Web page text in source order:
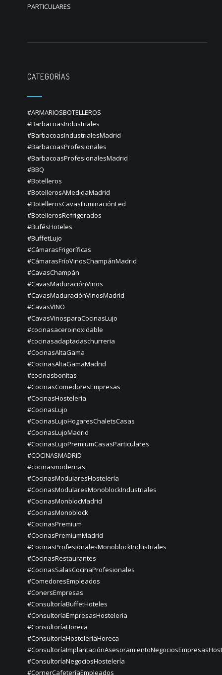
PARTICULARES
CATEGORÍAS
#ARMARIOSBOTELLEROS
#BarbacoasIndustriales
#BarbacoasIndustrialesMadrid
#BarbacoasProfesionales
#BarbacoasProfesionalesMadrid
#BBQ
#Botelleros
#BotellerosAMedidaMadrid
#BotellerosCavasIluminaciónLed
#BotellerosRefrigerados
#BufésHoteles
#BuffetLujo
#CámarasFrigoríficas
#CámarasFríoVinosChampánMadrid
#CavasChampán
#CavasMaduraciónVinos
#CavasMaduraciónVinosMadrid
#CavasVINO
#CavasVinosparaCocinasLujo
#cocinasaceroinoxidable
#cocinasadaptadaschurreria
#CocinasAltaGama
#CocinasAltaGamaMadrid
#cocinasbonitas
#CocinasComedoresEmpresas
#CocinasHostelería
#CocinasLujo
#CocinasLujoHogaresChaletsCasas
#CocinasLujoMadrid
#CocinasLujoPremiumCasasParticulares
#COCINASMADRID
#cocinasmodernas
#CocinasModularesHostelería
#CocinasModularesMonoblockIndustriales
#CocinasMonblocMadrid
#CocinasMonoblock
#CocinasPremium
#CocinasPremiumMadrid
#CocinasProfesionalesMonoblockIndustriales
#CocinasRestaurantes
#CocinasSalasCocinaProfesionales
#ComedoresEmpleados
#ConersEmpresas
#ConsultoríaBuffetHoteles
#ConsultoríaEmpresasHostelería
#ConsultoríaHoreca
#ConsultoríaHosteleríaHoreca
#ConsultoríaNegociosHostelería
#CornerCafeteríaEmpleados